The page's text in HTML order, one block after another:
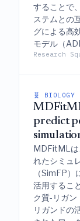
することで
ステムとの
グによる高
モデル（
Research
🧬 BIOLOGY
predict
MDFitMLは
れたシミュ
（SimFP
活用するこ
ク質-リガン
リガンドの